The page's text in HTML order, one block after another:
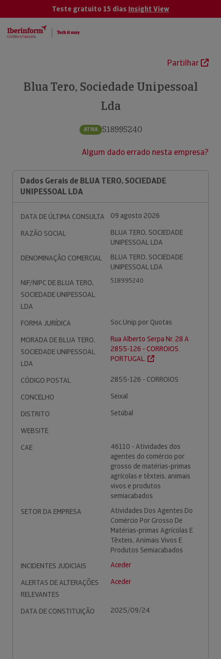
Teste gratuito 15 dias Insight View
Partilhar
Blua Tero, Sociedade Unipessoal
Lda
ATIVA 518995240
Algum dado errado nesta empresa?
Dados Gerais de BLUA TERO, SOCIEDADE
UNIPESSOAL LDA
DATA DE ÚLTIMA CONSULTA
09 agosto 2026
RAZÃO SOCIAL
BLUA TERO, SOCIEDADE
UNIPESSOAL LDA
DENOMINAÇÃO COMERCIAL
BLUA TERO, SOCIEDADE
UNIPESSOAL LDA
NIF/NIPC DE BLUA TERO,
SOCIEDADE UNIPESSOAL
LDA
518995240
FORMA JURÍDICA
Soc.Unip.por Quotas
MORADA DE BLUA TERO,
SOCIEDADE UNIPESSOAL
LDA
Rua Alberto Serpa Nr. 28 A
2855-126 - CORROIOS.
PORTUGAL.
CÓDIGO POSTAL
2855-126 - CORROIOS
CONCELHO
Seixal
DISTRITO
Setúbal
WEBSITE
CAE
46110 - Atividades dos
agentes do comércio por
grosso de matérias-primas
agrícolas e têxteis, animais
vivos e produtos
semiacabados
SETOR DA EMPRESA
Atividades Dos Agentes Do
Comércio Por Grosso De
Matérias-primas Agrícolas E
Têxteis, Animais Vivos E
Produtos Semiacabados
INCIDENTES JUDICIAIS
Aceder
ALERTAS DE ALTERAÇÕES
RELEVANTES
Aceder
DATA DE CONSTITUIÇÃO 2025/09/24